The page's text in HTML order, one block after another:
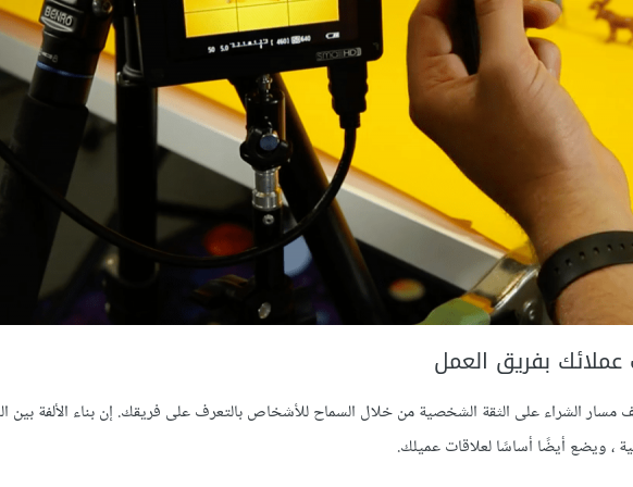
بفريق العمل
الشراء على الثقة الشخصية من خلال السماح للأشخاص بالتعرف على فريقك. إن بناء الألفة بين
ويضع أيضًا أساسًا لعلاقات عميلك.